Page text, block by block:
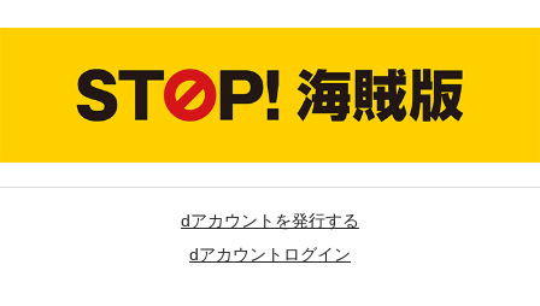
dアカウントを発行する
dアカウントログイン